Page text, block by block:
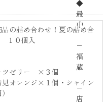
◆
最
中
−
福
蔵
−
店
の詰め合わせ！夏の詰め合
１０個入
ツゼリー ×３個
見オレンジ×１個・シャイン